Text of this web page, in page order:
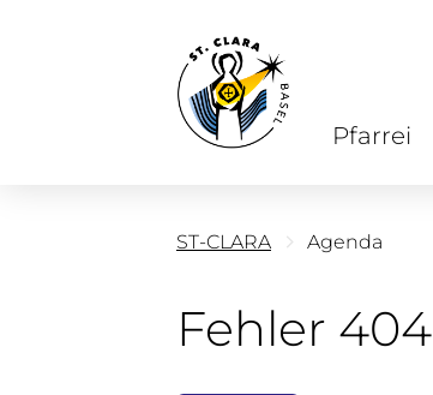
Pfarrei
ST-CLARA Agenda
Fehler 404